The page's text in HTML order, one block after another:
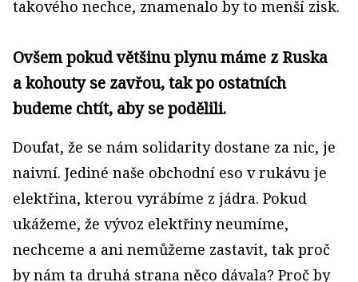
takového nechce, znamenalo by to menší zisk.
Ovšem pokud většinu plynu máme z Ruska
a kohouty se zavřou, tak po ostatních
budeme chtít, aby se podělili.
Doufat, že se nám solidarity dostane za nic, je
naivní. Jediné naše obchodní eso v rukávu je
elektřina, kterou vyrábíme z jádra. Pokud
ukážeme, že vývoz elektřiny neumíme,
nechceme a ani nemůžeme zastavit, tak proč
by nám ta druhá strana něco dávala? Proč by